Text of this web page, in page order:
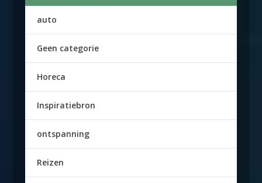
auto
Geen categorie
Horeca
Inspiratiebron
ontspanning
Reizen